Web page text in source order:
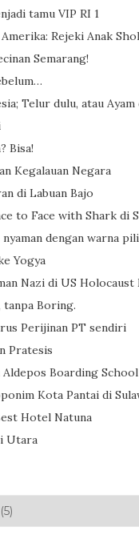
tamu VIP RI 1
Rejeki Anak
Semarang!
Telur dulu, atau Ayam
Bisa!
Kegalauan Negara
di Labuan Bajo
to Face with Shark di
dengan warna
Yogya
Nazi di US Holocaust
Boring.
Perijinan PT sendiri
Pratesis
Boarding School
Kota Pantai di
Hotel Natuna
Utara